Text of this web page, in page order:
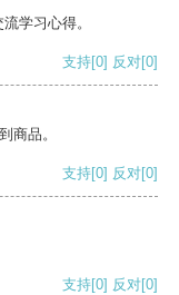
学习心得。
支持[0] 反对[0]
商品。
支持[0] 反对[0]
支持[0] 反对[0]